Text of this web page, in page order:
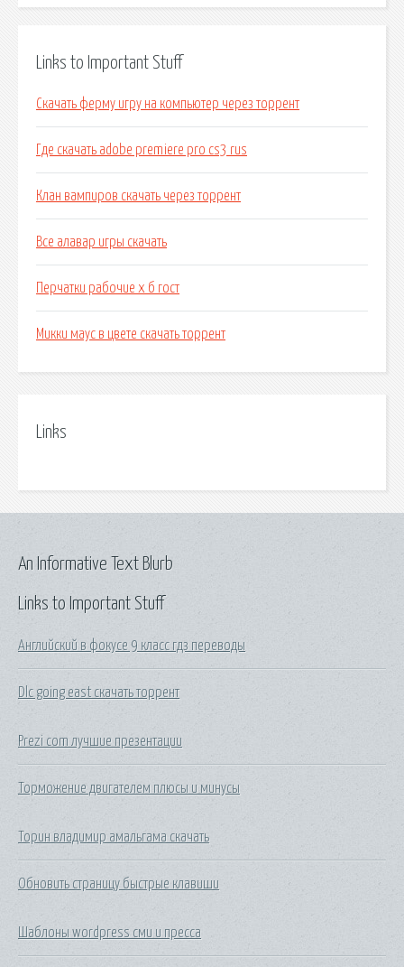
Links to Important Stuff
Скачать ферму игру на компьютер через торрент
Где скачать adobe premiere pro cs3 rus
Клан вампиров скачать через торрент
Все алавар игры скачать
Перчатки рабочие х б гост
Микки маус в цвете скачать торрент
Links
Links to Important Stuff
Английский в фокусе 9 класс гдз переводы
Dlc going east скачать торрент
Prezi com лучшие презентации
Торможение двигателем плюсы и минусы
Торин владимир амальгама скачать
Обновить страницу быстрые клавиши
Шаблоны wordpress сми и пресса
An Informative Text Blurb